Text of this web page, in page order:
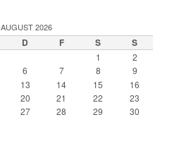
AUGUST 2026
D F S S
1
2
6 7 8
9
13 14 15
16
20 21 22
23
27 28 29
30